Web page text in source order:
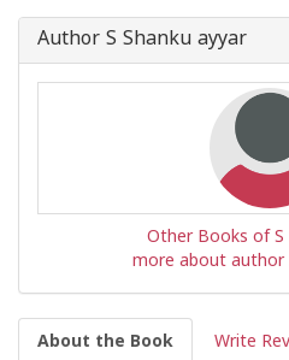
Author S Shanku ayyar
Other Books of S
more about author
About the Book Write